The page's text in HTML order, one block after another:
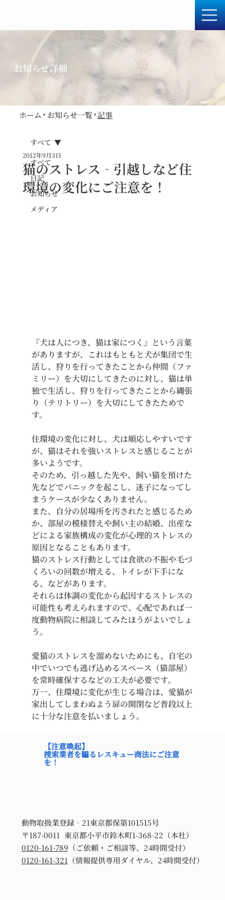
お知らせ詳細
ホーム ​お知らせ一覧 ​記事
すべて
日記
お知らせ
メディア
すべて
猫のストレス‐引越しなど住
環境の変化にご注意を！
2012年9月3日
『犬は人につき、猫は家につく』という言葉
がありますが、これはもともと犬が集団で生
活し、狩りを行ってきたことから仲間（ファ
ミリー）を大切にしてきたのに対し、猫は単
独で生活し、狩りを行ってきたことから縄張
り（テリトリー）を大切にしてきたためで
す。
住環境の変化に対し、犬は順応しやすいです
が、猫はそれを強いストレスと感じることが
多いようです。
そのため、引っ越した先や、飼い猫を預けた
先などでパニックを起こし、迷子になってし
まうケースが少なくありません。
また、自分の居場所を汚されたと感じるため
か、部屋の模様替えや飼い主の結婚、出産な
どによる家族構成の変化が心理的ストレスの
原因となることもあります。
猫のストレス行動としては食欲の不振や毛づ
くろいの回数が増える、トイレが下手にな
る、などがあります。
それらは体調の変化から起因するストレスの
可能性も考えられますので、心配であれば一
度動物病院に相談してみたほうがよいでしょ
う。
愛猫のストレスを溜めないためにも、自宅の
中でいつでも逃げ込めるスペース（猫部屋）
を常時確保するなどの工夫が必要です。
万一、住環境に変化が生じる場合は、愛猫が
家出してしまわぬよう扉の開閉など普段以上
に十分な注意を払いましょう。
【注意喚起】
捜索業者を騙るレスキュー商法にご注意
を！
動物取扱業登録‐21東京都保第101515号
〒187-0011 東京都小平市鈴木町1-368-22（本社）
0120-161-789 （ご依頼・ご相談等、24時間受付）
0120-161-321 （情報提供専用ダイヤル、24時間受付）